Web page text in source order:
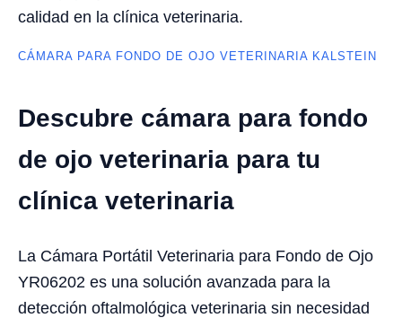
calidad en la clínica veterinaria.
CÁMARA PARA FONDO DE OJO VETERINARIA KALSTEIN
Descubre cámara para fondo
de ojo veterinaria para tu
clínica veterinaria
La Cámara Portátil Veterinaria para Fondo de Ojo
YR06202 es una solución avanzada para la
detección oftalmológica veterinaria sin necesidad